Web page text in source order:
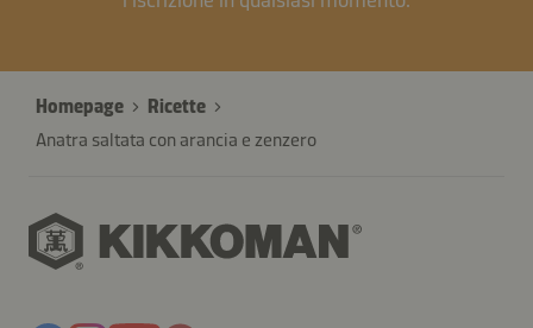
Homepage
Ricette
Anatra saltata con arancia e zenzero